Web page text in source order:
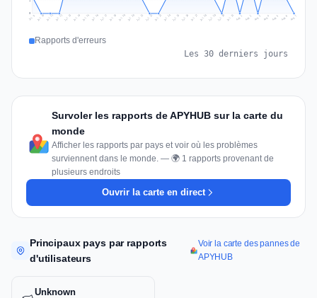
Jul 9 Jul 10 Jul 11 Jul 12 Jul 13 Jul 14 Jul 15 Jul 16 Jul 17 Jul 18 Jul 19 Jul 20 Jul 21 Jul 22 Jul 23 Jul 24 Jul 25 Jul 26 Jul 27 Jul 28 Jul 29 Jul 30 Jul 31 Aug 1 Aug 2 Aug 3 Aug 4 Aug 5 Aug 6 Aug 7
Rapports d'erreurs
Les 30 derniers jours
Survoler les rapports de APYHUB sur la carte du
monde
Afficher les rapports par pays et voir où les problèmes
surviennent dans le monde. — 🌍 1 rapports provenant de
plusieurs endroits
Ouvrir la carte en direct
Principaux pays par rapports
d'utilisateurs
Voir la carte des pannes de
APYHUB
Unknown